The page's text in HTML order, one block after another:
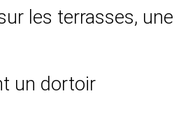
les terrasses, une
un dortoir